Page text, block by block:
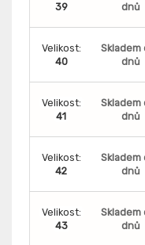
39
dnů
Velikost:
40
Skladem
dnů
Velikost:
41
Skladem
dnů
Velikost:
42
Skladem
dnů
Velikost:
43
Skladem
dnů